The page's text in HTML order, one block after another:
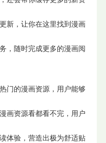
新，让你在这里找到漫画
，随时完成更多的漫画阅
门的漫画资源，用户能够
画资源看都看不完，用户
体验，营造出极为舒适贴